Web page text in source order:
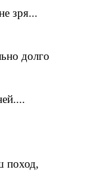
зря...
долго
поход,